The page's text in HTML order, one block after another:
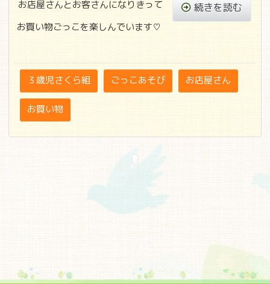
お店屋さんとお客さんになりきって
お買い物ごっこを楽しんでいます♡
続きを読む
３歳児さくら組 ごっこあそび お店屋さん
お買い物